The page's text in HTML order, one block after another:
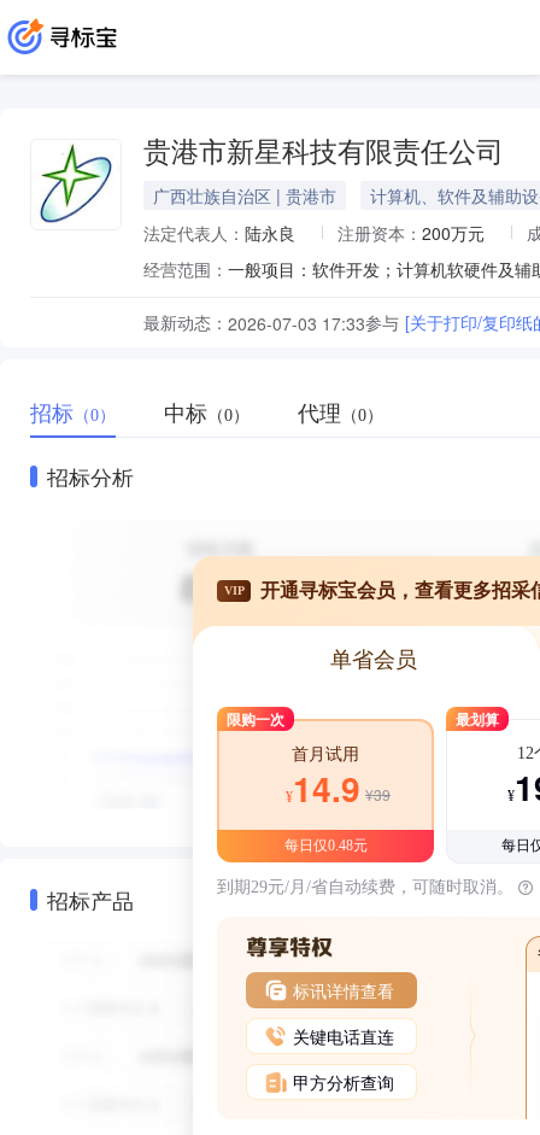
贵港市新星科技有限责任公司
广西壮族自治区 | 贵港市
计算机、软件及辅助
法定代表人： 陆永良 注册资本： 200万元
经营范围：
最新动态： 2026-07-03 17:33参与 [关于打印/复印
招标 （0） 中标 （0） 代理 （0）
招标分析
招标产品
VIP 开通寻标宝会员，查看更多招采
单省会员
限购一次
首月试用
¥14.9 ¥39
每日仅0.48元
最划算
12
¥
每日
到期29元/月/省自动续费，可随时取消。
标讯详情查看
关键电话直连
甲方分析查询